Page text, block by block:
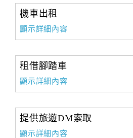
機車出租
顯示詳細內容
租借腳踏車
顯示詳細內容
提供旅遊DM索取
顯示詳細內容